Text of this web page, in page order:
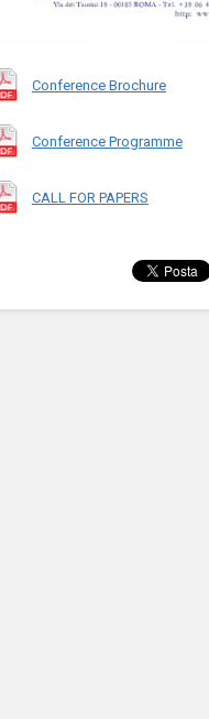
Conference Brochure
Conference Programme
CALL FOR PAPERS